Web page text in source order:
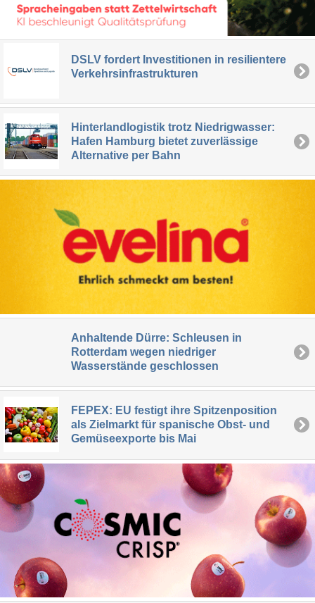
DSLV fordert Investitionen in resilientere
Verkehrsinfrastrukturen
Hinterlandlogistik trotz Niedrigwasser:
Hafen Hamburg bietet zuverlässige
Alternative per Bahn
Anhaltende Dürre: Schleusen in
Rotterdam wegen niedriger
Wasserstände geschlossen
FEPEX: EU festigt ihre Spitzenposition
als Zielmarkt für spanische Obst- und
Gemüseexporte bis Mai